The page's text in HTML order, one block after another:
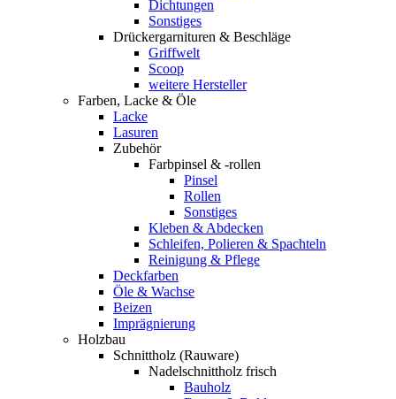
Dichtungen
Sonstiges
Drückergarnituren & Beschläge
Griffwelt
Scoop
weitere Hersteller
Farben, Lacke & Öle
Lacke
Lasuren
Zubehör
Farbpinsel & -rollen
Pinsel
Rollen
Sonstiges
Kleben & Abdecken
Schleifen, Polieren & Spachteln
Reinigung & Pflege
Deckfarben
Öle & Wachse
Beizen
Imprägnierung
Holzbau
Schnittholz (Rauware)
Nadelschnittholz frisch
Bauholz